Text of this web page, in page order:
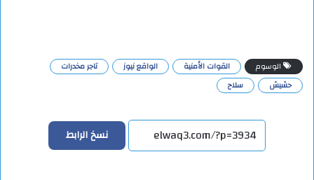
الوسوم القوات الأمنية الواقع نيوز
تاجر مخدرات
حشيش
سلاح
نسخ الرابط